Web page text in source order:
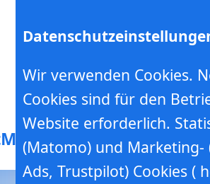
Hebebühnen-
MietenWerkstatt
Wir verwenden Cookies.
Cookies sind für den
Website erforderlich.
(Matomo) und Marketing-
Ads, Trustpilot) Cookies (